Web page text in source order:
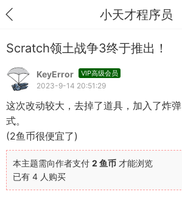
小天才程序员
Scratch领土战争3终于推出！
KeyError VIP高级会员
2023-9-14 20:51:29
这次改动较大，去掉了道具，加入了炸
式。
(2鱼币很便宜了)
本主题需向作者支付 2 鱼币 才能浏览
已有 4 人购买